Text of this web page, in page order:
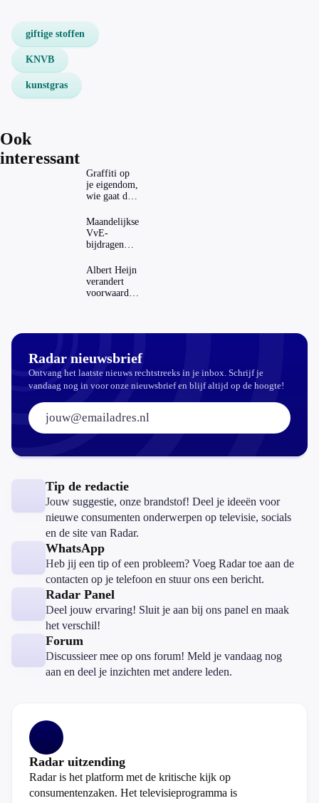
giftige stoffen
KNVB
kunstgras
Ook
interessant
Graffiti op
je eigendom,
wie gaat dat
Maandelijkse
VvE-
bijdragen
dat invloed
op je
hypotheek?
Albert Heijn
verandert
voorwaarden
Radar nieuwsbrief
Ontvang het laatste nieuws rechtstreeks in je inbox. Schrijf je
vandaag nog in voor onze nieuwsbrief en blijf altijd op de hoogte!
E-mailadres:
Tip de redactie
Jouw suggestie, onze brandstof! Deel je ideeën voor
nieuwe consumenten onderwerpen op televisie, socials
en de site van Radar.
WhatsApp
Heb jij een tip of een probleem? Voeg Radar toe aan de
contacten op je telefoon en stuur ons een bericht.
Radar Panel
Deel jouw ervaring! Sluit je aan bij ons panel en maak
het verschil!
Forum
Discussieer mee op ons forum! Meld je vandaag nog
aan en deel je inzichten met andere leden.
Radar uitzending
Radar is het platform met de kritische kijk op
consumentenzaken. Het televisieprogramma is